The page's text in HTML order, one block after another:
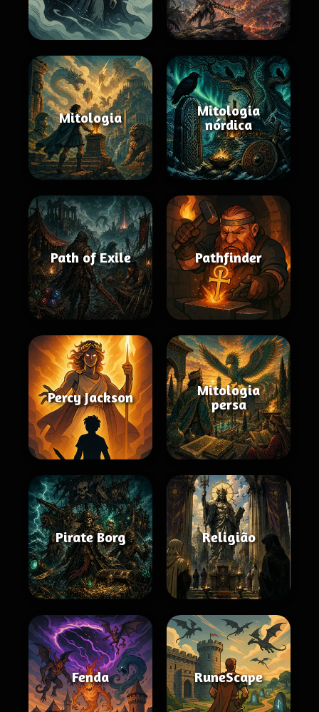
Mitologia
Mitologia
nórdica
Path of Exile Pathfinder
Percy Jackson
Mitologia
persa
Pirate Borg Religião
Fenda RuneScape